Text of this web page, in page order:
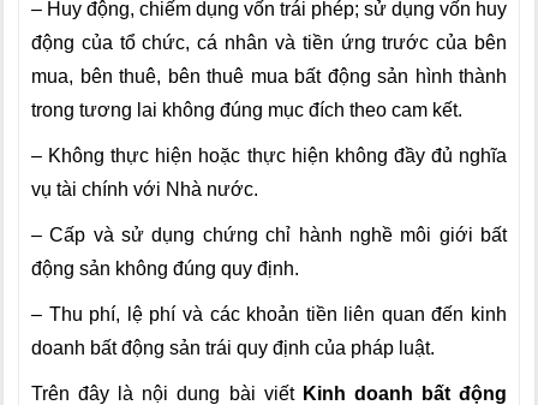
– Huy động, chiếm dụng vốn trái phép; sử dụng vốn huy
động của tổ chức, cá nhân và tiền ứng trước của bên
mua, bên thuê, bên thuê mua bất động sản hình thành
trong tương lai không đúng mục đích theo cam kết.
– Không thực hiện hoặc thực hiện không đầy đủ nghĩa
vụ tài chính với Nhà nước.
– Cấp và sử dụng chứng chỉ hành nghề môi giới bất
động sản không đúng quy định.
– Thu phí, lệ phí và các khoản tiền liên quan đến kinh
doanh bất động sản trái quy định của pháp luật.
Trên đây là nội dung bài viết Kinh doanh bất động